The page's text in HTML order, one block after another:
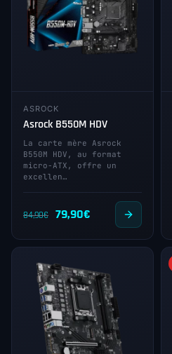
ASROCK
Asrock B550M HDV
La carte mère Asrock
B550M HDV, au format
micro-ATX, offre un
excellen…
84,90€
Le
était :
84,90€.
79,90€
est :
79,90€.